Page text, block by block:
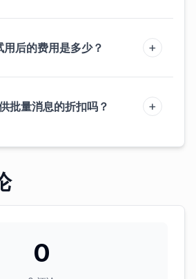
用后的费用是多少？ +
批量消息的折扣吗？ +
0